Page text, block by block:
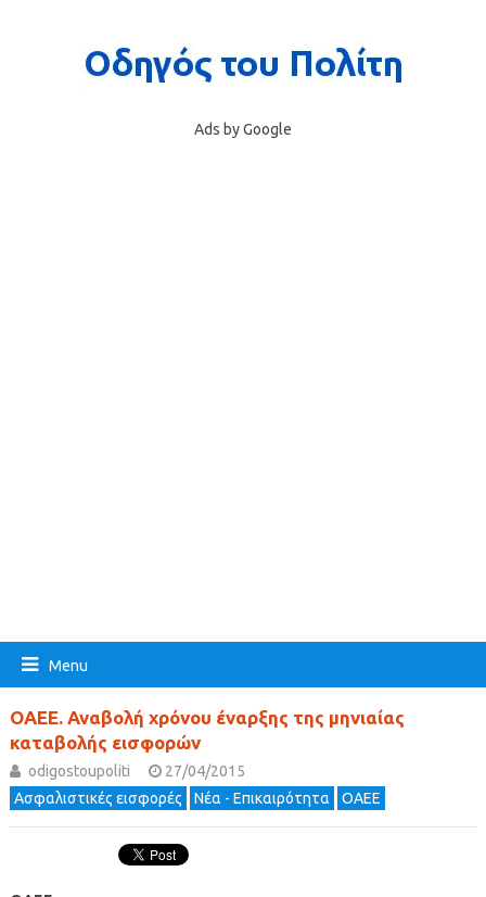
Ads by Google
Menu
ΟΑΕΕ. Αναβολή χρόνου έναρξης της μηνιαίας
καταβολής εισφορών
odigostoupoliti
27/04/2015
Ασφαλιστικές εισφορές
Νέα - Επικαιρότητα ΟΑΕΕ